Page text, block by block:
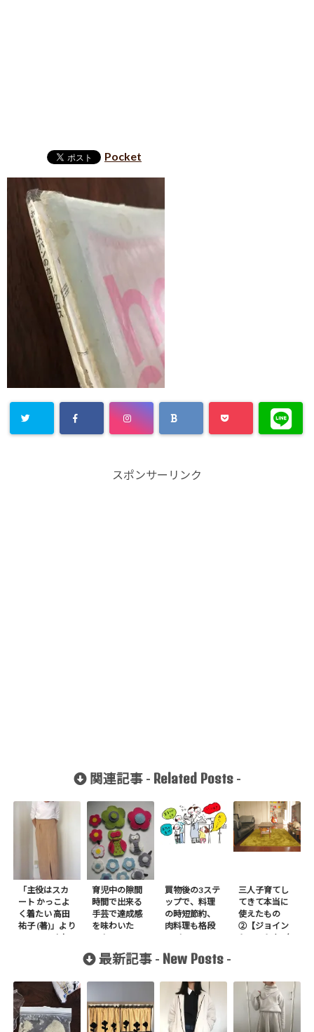
Pocket
スポンサーリンク
関連記事 - Related Posts-
「主役はスカ
ート かっこよ
く着たい 高田
祐子 (著)」より
no.16 ハイウエ
育児中の隙間
時間で出来る
手芸で達成感
を味わいた
い！
買物後の3ステ
ップで、料理
の時短節約、
肉料理も格段
UP！
三人子育てし
てきて本当に
使えたもの
②【ジョイン
トマットを3年
最新記事 - New Posts -